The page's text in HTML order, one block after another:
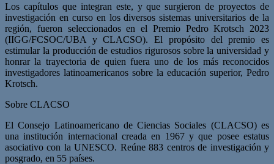
Los capítulos que integran este, y que surgieron de proyectos de
investigación en curso en los diversos sistemas universitarios de la
región, fueron seleccionados en el Premio Pedro Krotsch 2023
(IIGG/FCSOC/UBA y CLACSO). El propósito del premio es
estimular la producción de estudios rigurosos sobre la universidad y
honrar la trayectoria de quien fuera uno de los más reconocidos
investigadores latinoamericanos sobre la educación superior, Pedro
Krotsch.
Sobre CLACSO
El Consejo Latinoamericano de Ciencias Sociales (CLACSO) es
una institución internacional creada en 1967 y que posee estatus
asociativo con la UNESCO. Reúne 883 centros de investigación y
posgrado, en 55 países.